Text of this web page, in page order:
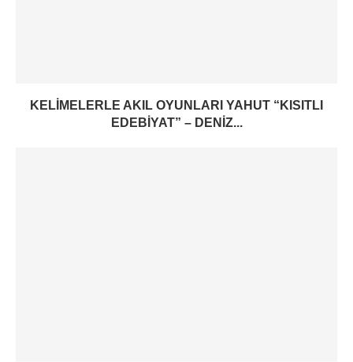
KELIMELERLE AKIL OYUNLARI YAHUT “KISITLI
EDEBIYAT” – DENIZ...